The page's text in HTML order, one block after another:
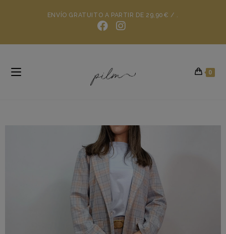
ENVÍO GRATUITO A PARTIR DE 29,90€ / .
0